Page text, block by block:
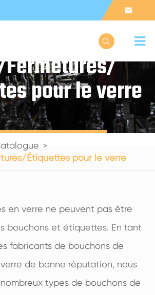


pour le verre
Get a Quote
Étiquettes pour le verre
en verre ne peuvent pas être
bouchons et étiquettes. En tant
fabricants de bouchons de
de bonne réputation, nous
types de bouchons de